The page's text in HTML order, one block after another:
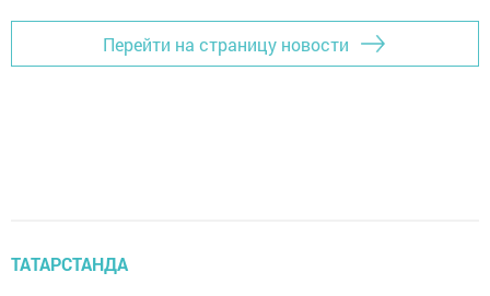
Перейти на страницу новости
ТАТАРСТАНДА